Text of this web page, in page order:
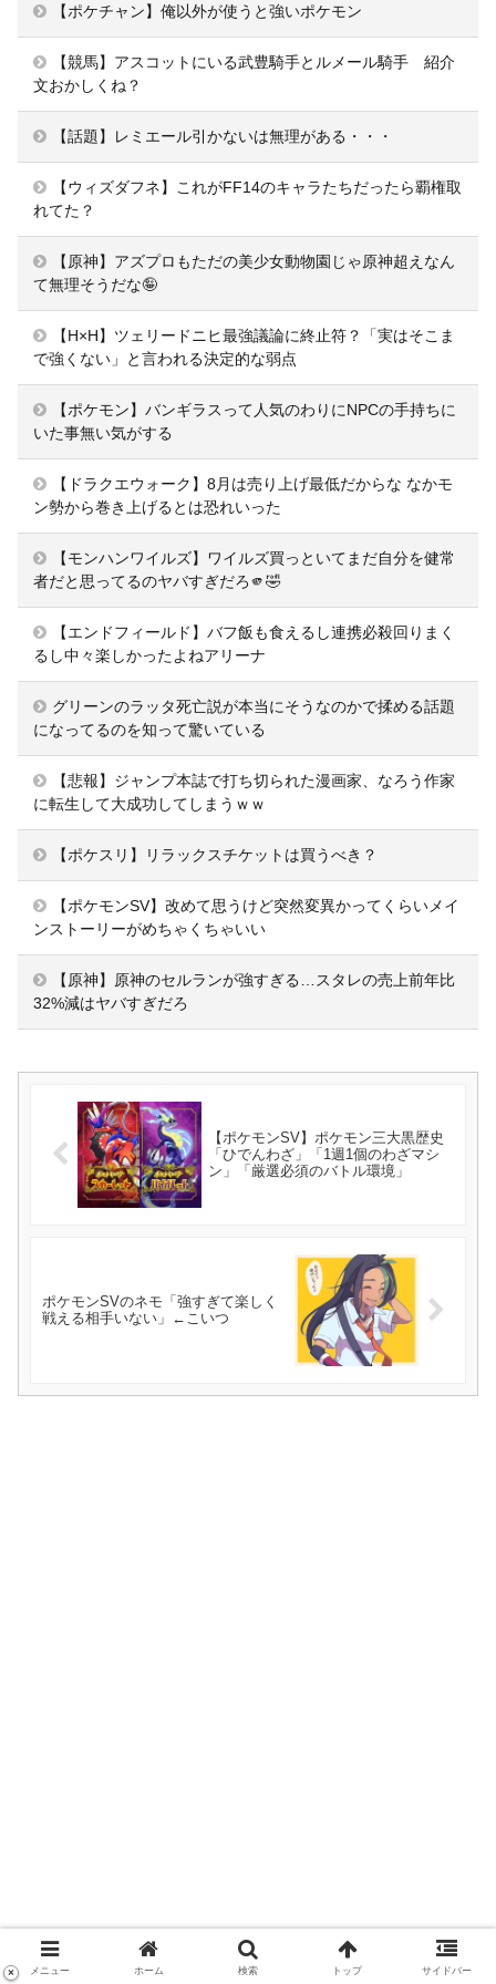
【ポケチャン】俺以外が使うと強いポケモン
【競馬】アスコットにいる武豊騎手とルメール騎手 紹介
文おかしくね？
【話題】レミエール引かないは無理がある・・・
【ウィズダフネ】これがFF14のキャラたちだったら覇権取
れてた？
【原神】アズプロもただの美少女動物園じゃ原神超えなん
て無理そうだな🤪
【H×H】ツェリードニヒ最強議論に終止符？「実はそこま
で強くない」と言われる決定的な弱点
【ポケモン】バンギラスって人気のわりにNPCの手持ちに
いた事無い気がする
【ドラクエウォーク】8月は売り上げ最低だからな なかモ
ン勢から巻き上げるとは恐れいった
【モンハンワイルズ】ワイルズ買っといてまだ自分を健常
者だと思ってるのヤバすぎだろ🫵🤣
【エンドフィールド】バフ飯も食えるし連携必殺回りまく
るし中々楽しかったよねアリーナ
グリーンのラッタ死亡説が本当にそうなのかで揉める話題
になってるのを知って驚いている
【悲報】ジャンプ本誌で打ち切られた漫画家、なろう作家
に転生して大成功してしまうｗｗ
【ポケスリ】リラックスチケットは買うべき？
【ポケモンSV】改めて思うけど突然変異かってくらいメイ
ンストーリーがめちゃくちゃいい
【原神】原神のセルランが強すぎる…スタレの売上前年比
32%減はヤバすぎだろ
【ポケモンSV】ポケモン三大黒歴史
「ひでんわざ」「1週1個のわざマシ
ン」「厳選必須のバトル環境」
ポケモンSVのネモ「強すぎて楽しく
戦える相手いない」←こいつ
メニュー ホーム 検索 トップ サイドバー
×